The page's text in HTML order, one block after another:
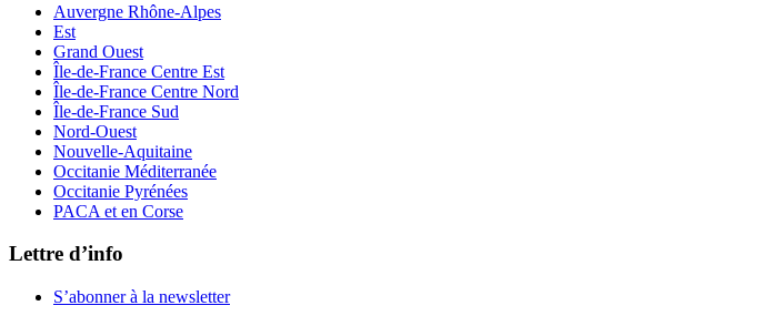
Auvergne Rhône-Alpes
Est
Grand Ouest
Île-de-France Centre Est
Île-de-France Centre Nord
Île-de-France Sud
Nord-Ouest
Nouvelle-Aquitaine
Occitanie Méditerranée
Occitanie Pyrénées
PACA et en Corse
Lettre d’info
S’abonner à la newsletter